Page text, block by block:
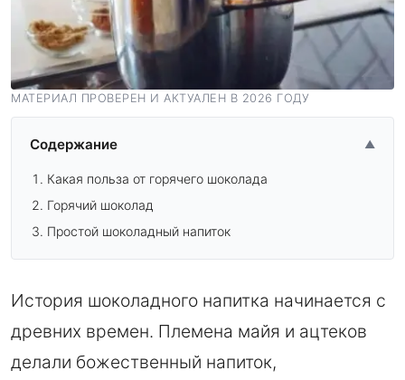
МАТЕРИАЛ ПРОВЕРЕН И АКТУАЛЕН В 2026 ГОДУ
Содержание ▲
Какая польза от горячего шоколада
Горячий шоколад
Простой шоколадный напиток
История шоколадного напитка начинается с
древних времен. Племена майя и ацтеков
делали божественный напиток,